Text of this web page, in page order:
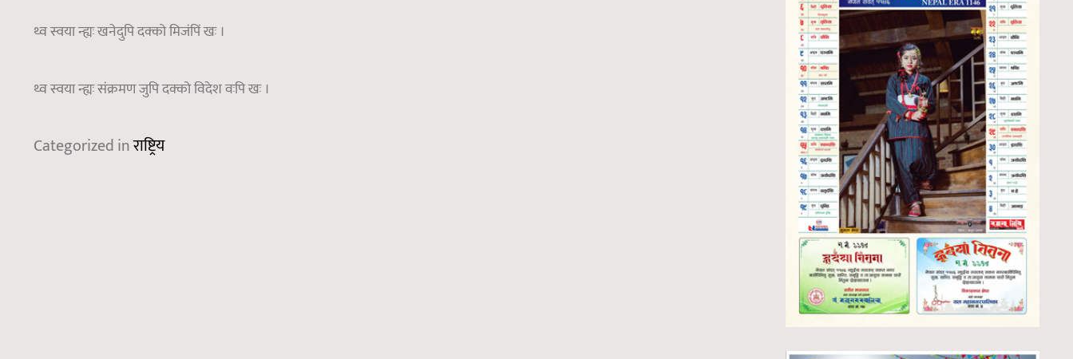
थ्व स्वया न्ह्यः खनेदुपि दक्को मिजंपिं खः ।
थ्व स्वया न्ह्यः संक्रमण जुपि दक्को विदेश वःपि खः ।
Categorized inराष्ट्रिय